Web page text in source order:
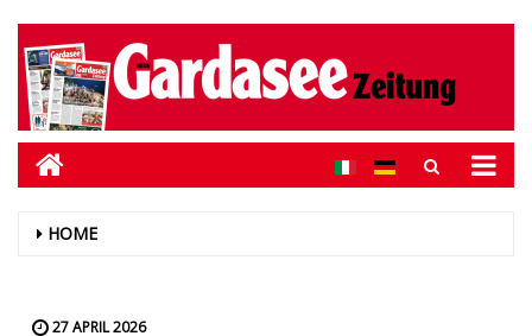
HOME
27 APRIL 2026